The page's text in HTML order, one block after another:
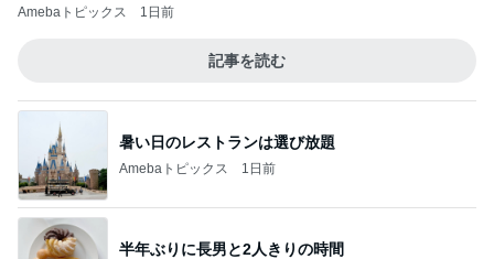
Amebaトピックス 1日前
記事を読む
暑い日のレストランは選び放題
Amebaトピックス 1日前
半年ぶりに長男と2人きりの時間